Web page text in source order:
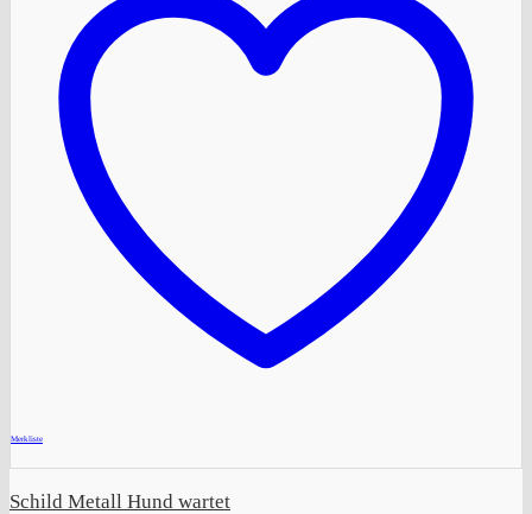
Merkliste
Schild Metall Hund wartet